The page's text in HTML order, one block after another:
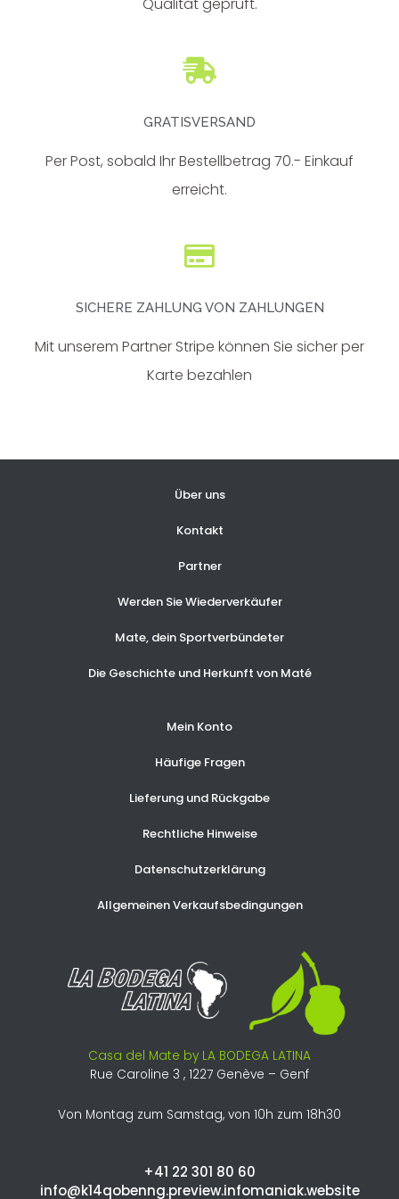
GRATISVERSAND
Per Post, sobald Ihr Bestellbetrag 70.- Einkauf
erreicht.
SICHERE ZAHLUNG VON ZAHLUNGEN
Mit unserem Partner Stripe können Sie sicher per
Karte bezahlen
Über uns
Kontakt
Partner
Werden Sie Wiederverkäufer
Mate, dein Sportverbündeter
Die Geschichte und Herkunft von Maté
Mein Konto
Häufige Fragen
Lieferung und Rückgabe
Rechtliche Hinweise
Datenschutzerklärung
Allgemeinen Verkaufsbedingungen
Casa del Mate by LA BODEGA LATINA
Rue Caroline 3 , 1227 Genève – Genf
Von Montag zum Samstag, von 10h zum 18h30
+41 22 301 80 60​
info@k14qobenng.preview.infomaniak.website